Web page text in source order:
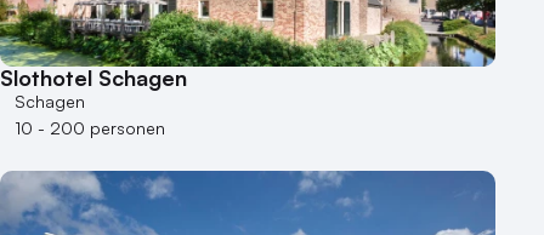
10 of meer zalen
Aantal personen
1 - 50 personen
50 - 100 personen
250 - 500 personen
Slothotel Schagen
Schagen
10 - 200 personen